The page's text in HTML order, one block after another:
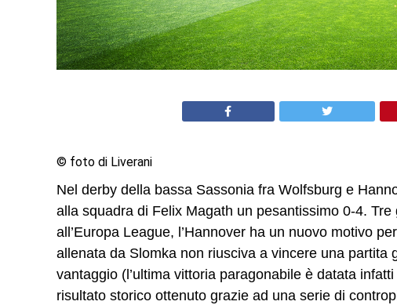
© foto di Liverani
Nel derby della bassa Sassonia fra Wolfsburg e
alla squadra di Felix Magath un pesantissimo 0-4.
all’Europa League, l’Hannover ha un nuovo motivo
allenata da Slomka non riusciva a vincere una
vantaggio (l’ultima vittoria paragonabile è datata
risultato storico ottenuto grazie ad una serie di